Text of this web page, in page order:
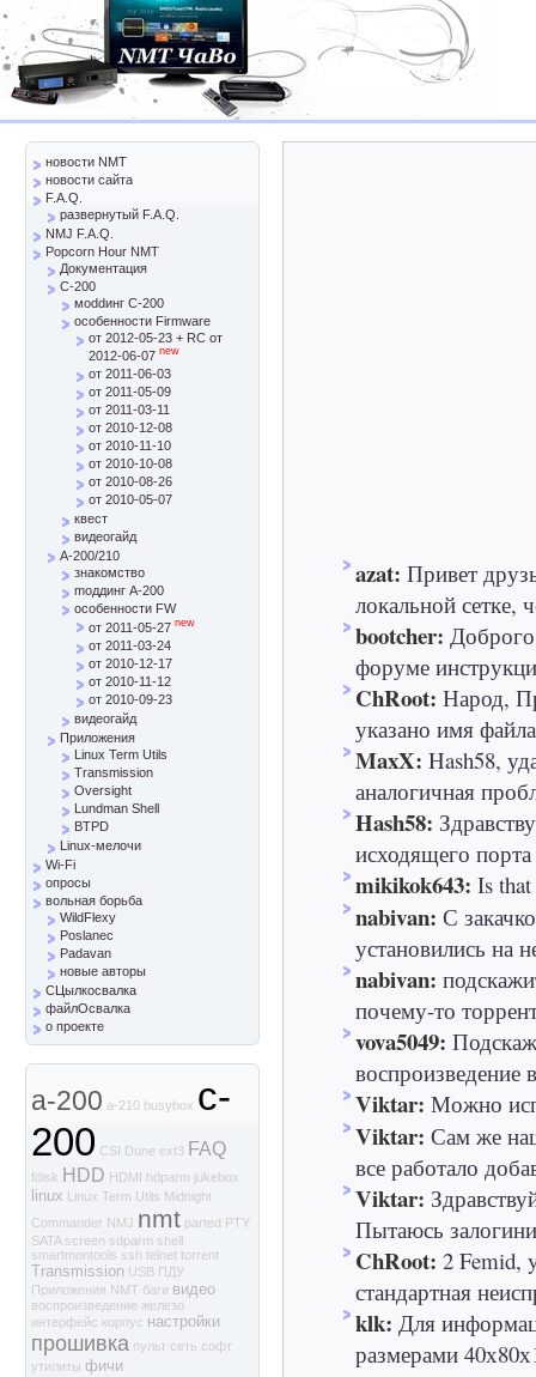
azat: Привет
локальной сетке,
bootcher:
форуме
ChRoot: Народ,
указано имя
MaxX: Hash58,
аналогичная
Hash58:
исходящего
mikikok643: Is
nabivan: С
установились на
nabivan:
почему-то
vova5049:
воспроизведение
Viktar: Можно
Viktar: Сам же
все работало
Viktar:
Пытаюсь
ChRoot: 2 Femid,
стандартная
klk: Для
размерами
новости NMT
новости сайта
F.A.Q.
развернутый F.A.Q.
NMJ F.A.Q.
Popcorn Hour NMT
Документация
C-200
моddинг C-200
особенности Firmware
от 2012-05-23 + RC от
2012-06-07 new
от 2011-06-03
от 2011-05-09
от 2011-03-11
от 2010-12-08
от 2010-11-10
от 2010-10-08
от 2010-08-26
от 2010-05-07
квест
видеогайд
A-200/210
знакомство
mоддинг A-200
особенности FW
от 2011-05-27 new
от 2011-03-24
от 2010-12-17
от 2010-11-12
от 2010-09-23
видеогайд
Приложения
Linux Term Utils
Transmission
Oversight
Lundman Shell
BTPD
Linux-мелочи
Wi-Fi
опросы
вольная борьба
WildFlexy
Poslanec
Padavan
новые авторы
СЦылкосвалка
файлОсвалка
о проекте
a-200 a-210 busybox c-
200 CSI Dune ext3 FAQ
fdisk HDD HDMI hdparm jukebox
linux Linux Term Utils Midnight
Commander NMJ nmt parted PTY
SATA screen sdparm shell
smartmontools ssh telnet torrent
Transmission USB ПДУ
Приложения NMT баги видео
воспроизведение железо
интерфейс корпус настройки
прошивка пульт сеть софт
утилиты фичи